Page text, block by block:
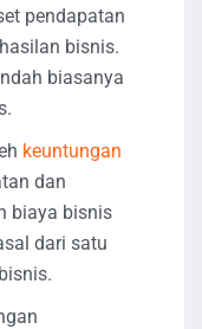
pendapatan
bisnis.
biasanya
keuntungan
dan
biaya bisnis
dari satu